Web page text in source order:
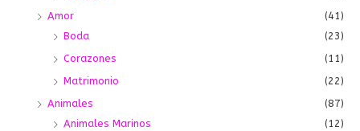
Amor
(41)
Boda
(23)
Corazones
(11)
Matrimonio
(22)
Animales
(87)
Animales Marinos
(12)